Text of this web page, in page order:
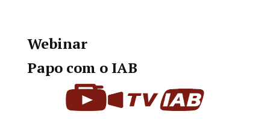
Webinar
Papo com o IAB